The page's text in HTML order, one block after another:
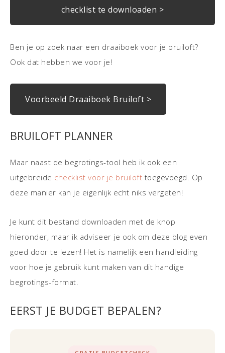
checklist te downloaden >
Ben je op zoek naar een draaiboek voor je bruiloft?
Ook dat hebben we voor je!
Voorbeeld Draaiboek Bruiloft >
BRUILOFT PLANNER
Maar naast de begrotings-tool heb ik ook een
uitgebreide checklist voor je bruiloft toegevoegd. Op
deze manier kan je eigenlijk echt niks vergeten!
Je kunt dit bestand downloaden met de knop
hieronder, maar ik adviseer je ook om deze blog even
goed door te lezen! Het is namelijk een handleiding
voor hoe je gebruik kunt maken van dit handige
begrotings-format.
EERST JE BUDGET BEPALEN?